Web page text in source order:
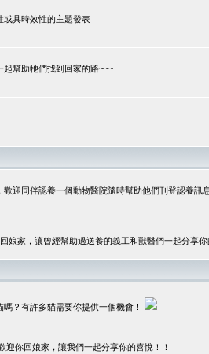
或具時效性的主題發表
幫助牠們找到回家的路~~~
迎同伴認養一個動物醫院隨時幫助他們刊登認養訊
娘家，讓曾經幫助過送養的義工和獸醫們一起分享你
？有許多貓需要你提供一個機會！
你回娘家，讓我們一起分享你的喜悅！！